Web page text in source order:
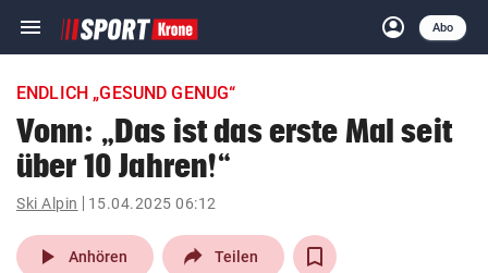
menu Navigation
ein-/ausklappen
account_circle
Anmelden
Abo
close Schließen
account_circle Anmelden
pin_drop
Wien arrow_right
ENDLICH „GESUND GENUG“
Vonn: „Das ist das erste Mal seit
über 10 Jahren!“
Ski Alpin 15.04.2025 06:12
play_arrow Anhören Teilen